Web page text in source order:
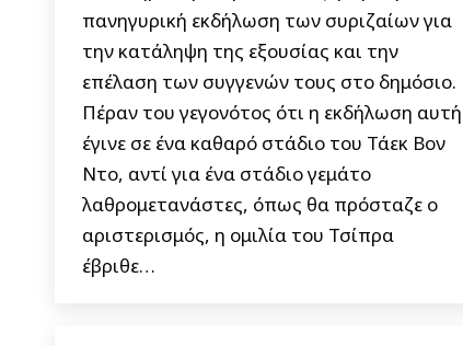
πανηγυρική εκδήλωση των συριζαίων για
την κατάληψη της εξουσίας και την
επέλαση των συγγενών τους στο δημόσιο.
Πέραν του γεγονότος ότι η εκδήλωση αυτή
έγινε σε ένα καθαρό στάδιο του Τάεκ Βον
Ντο, αντί για ένα στάδιο γεμάτο
λαθρομετανάστες, όπως θα πρόσταζε ο
αριστερισμός, η ομιλία του Τσίπρα
έβριθε…